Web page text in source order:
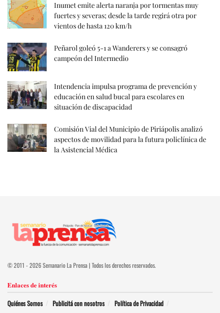
Inumet emite alerta naranja por tormentas muy
fuertes y severas; desde la tarde regirá otra por
vientos de hasta 120 km/h
Peñarol goleó 5-1 a Wanderers y se consagró
campeón del Intermedio
Intendencia impulsa programa de prevención y
educación en salud bucal para escolares en
situación de discapacidad
Comisión Vial del Municipio de Piriápolis analizó
aspectos de movilidad para la futura policlínica de
la Asistencial Médica
© 2011 - 2026 Semanario La Prensa | Todos los derechos reservados.
Enlaces de interés
Quiénes Somos Publicitá con nosotros Política de Privacidad